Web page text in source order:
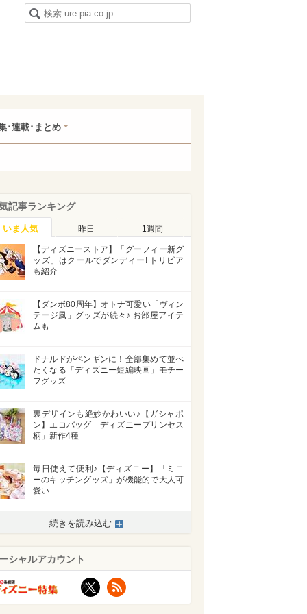
･連載･まとめ
記事ランキング
いま人気 昨日 1週間
【ディズニーストア】「グーフィー新グ
ッズ」はクールでダンディー! トリビア
も紹介
【ダンボ80周年】オトナ可愛い「ヴィン
テージ風」グッズが続々♪ お部屋アイテ
ムも
ドナルドがペンギンに！全部集めて並べ
たくなる「ディズニー短編映画」モチー
フグッズ
裏デザインも絶妙かわいい♪【ガシャポ
ン】エコバッグ「ディズニープリンセス
柄」新作4種
毎日使えて便利♪【ディズニー】「ミニ
ーのキッチングッズ」が機能的で大人可
愛い
続きを読み込む
シャルアカウント
X